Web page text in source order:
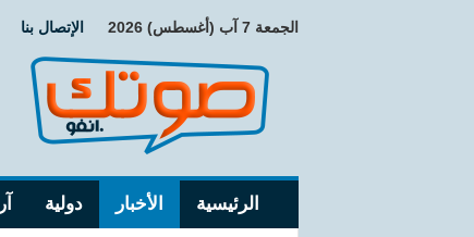
الجمعة 7 آب (أغسطس) 2026 الإتصال بنا
الرئيسية الأخبار دولية